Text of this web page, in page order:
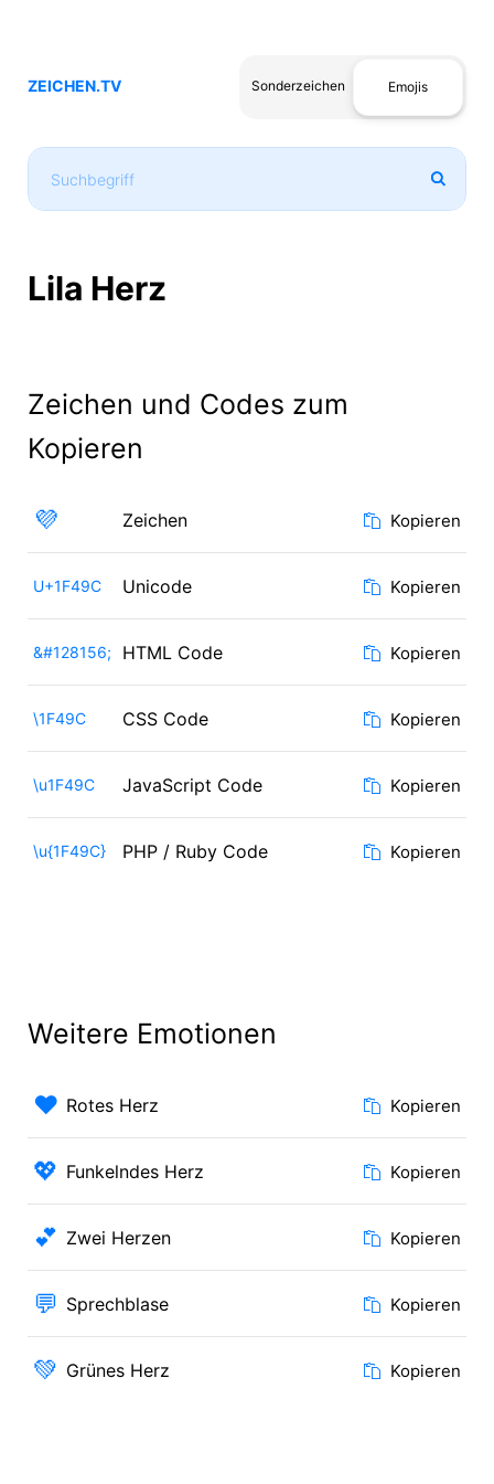
ZEICHEN.TV Sonderzeichen Emojis
Lila Herz
Zeichen und Codes zum
Kopieren
💜 Zeichen Kopieren
U+1F49C Unicode Kopieren
&#128156; HTML Code Kopieren
\1F49C CSS Code Kopieren
\u1F49C JavaScript Code Kopieren
\u{1F49C} PHP / Ruby Code Kopieren
Weitere Emotionen
❤️ Rotes Herz Kopieren
💖 Funkelndes Herz Kopieren
💕 Zwei Herzen Kopieren
💬 Sprechblase Kopieren
💚 Grünes Herz Kopieren